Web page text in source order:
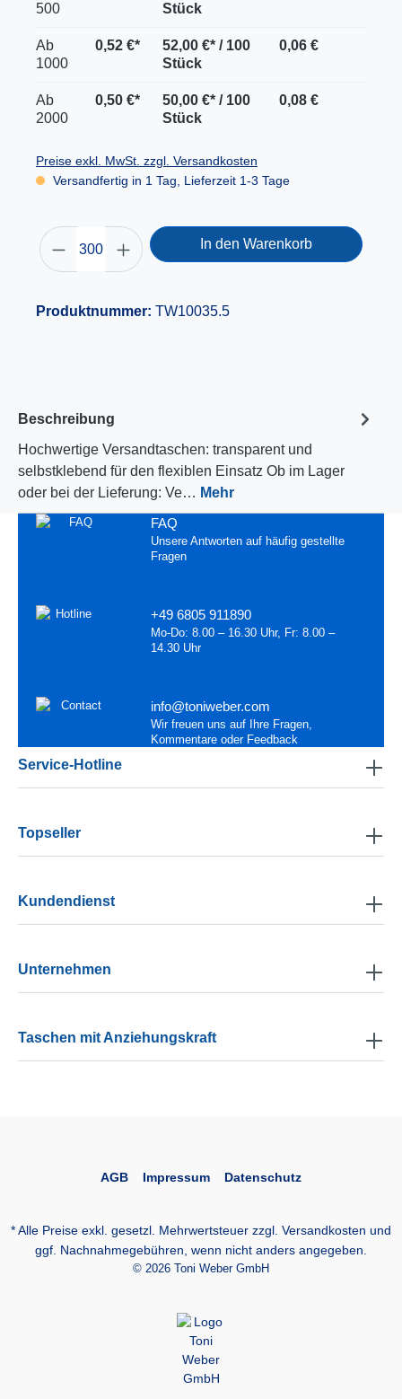
500
Stück
Ab
1000
0,52 €*
52,00 €* / 100
Stück
0,06 €
Ab
2000
0,50 €*
50,00 €* / 100
Stück
0,08 €
Preise exkl. MwSt. zzgl. Versandkosten
Versandfertig in 1 Tag, Lieferzeit 1-3 Tage
In den Warenkorb
Produktnummer: TW10035.5
Beschreibung
Hochwertige Versandtaschen: transparent und
selbstklebend für den flexiblen Einsatz Ob im Lager
oder bei der Lieferung: Ve… Mehr
FAQ
Unsere Antworten auf häufig gestellte
Fragen
+49 6805 911890
Mo-Do: 8.00 – 16.30 Uhr, Fr: 8.00 –
14.30 Uhr
info@toniweber.com
Wir freuen uns auf Ihre Fragen,
Kommentare oder Feedback
Service-Hotline
Topseller
Kundendienst
Unternehmen
Taschen mit Anziehungskraft
AGB Impressum Datenschutz
* Alle Preise exkl. gesetzl. Mehrwertsteuer zzgl. Versandkosten und
ggf. Nachnahmegebühren, wenn nicht anders angegeben.
© 2026 Toni Weber GmbH